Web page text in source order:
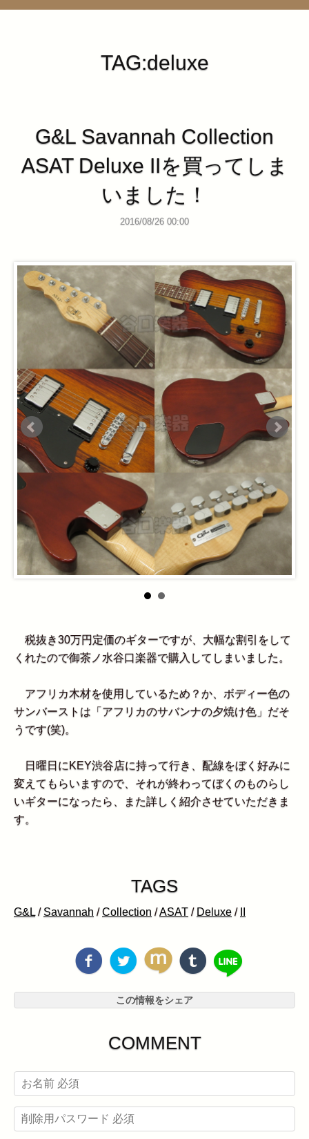
TAG:deluxe
G&L Savannah Collection
ASAT Deluxe IIを買ってしま
いました！
2016/08/26 00:00
税抜き30万円定価のギターですが、大幅な割引をして
くれたので御茶ノ水谷口楽器で購入してしまいました。
アフリカ木材を使用しているため？か、ボディー色の
サンバーストは「アフリカのサバンナの夕焼け色」だそ
うです(笑)。
日曜日にKEY渋谷店に持って行き、配線をぼく好みに
変えてもらいますので、それが終わってぼくのものらし
いギターになったら、また詳しく紹介させていただきま
す。
TAGS
G&L /Savannah /Collection /ASAT / Deluxe /
この情報をシェア
COMMENT